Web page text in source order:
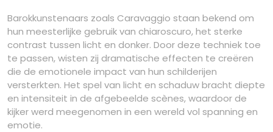
Barokkunstenaars zoals Caravaggio staan bekend om
hun meesterlijke gebruik van chiaroscuro, het sterke
contrast tussen licht en donker. Door deze techniek toe
te passen, wisten zij dramatische effecten te creëren
die de emotionele impact van hun schilderijen
versterkten. Het spel van licht en schaduw bracht diepte
en intensiteit in de afgebeelde scènes, waardoor de
kijker werd meegenomen in een wereld vol spanning en
emotie.